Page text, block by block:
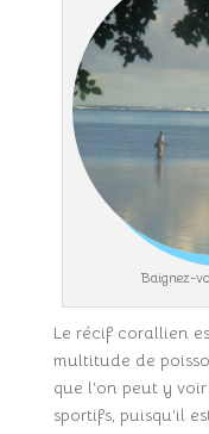
Baignez-
Le récif corallien
multitude de
que l’on peut y
sportifs, puisqu’il